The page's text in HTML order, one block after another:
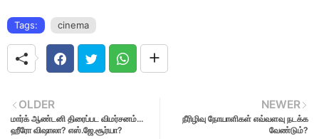
Tags: cinema
NEWER
நீரிழிவு நோயாளிகள் எவ்வளவு நடக்க
வேண்டும்?
OLDER
மார்க் ஆண்டனி திரைப்பட விமர்சனம்...
ஹீரோ விஷாலா? எஸ்.ஜே.சூர்யா?